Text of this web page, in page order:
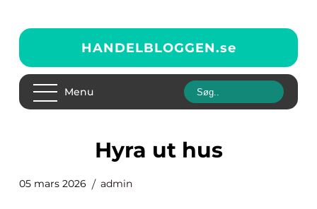
HANDELBLOGGEN.se
Menu
Hyra ut hus
05 mars 2026 admin